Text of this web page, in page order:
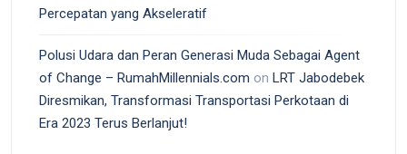
Percepatan yang Akseleratif
Polusi Udara dan Peran Generasi Muda Sebagai Agent
of Change – RumahMillennials.com on LRT Jabodebek
Diresmikan, Transformasi Transportasi Perkotaan di
Era 2023 Terus Berlanjut!